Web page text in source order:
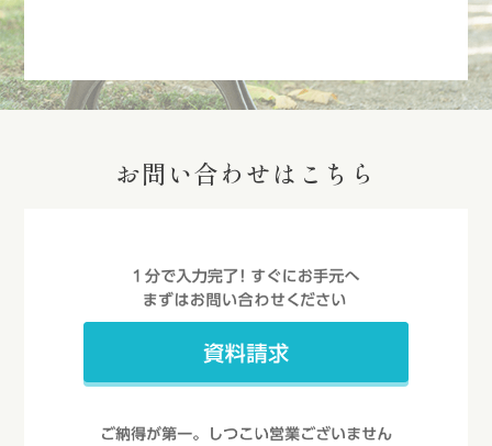
お問い合わせはこちら